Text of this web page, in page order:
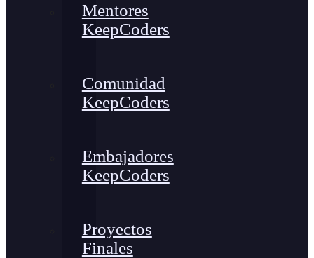
Mentores
KeepCoders
Comunidad
KeepCoders
Embajadores
KeepCoders
Proyectos
Finales